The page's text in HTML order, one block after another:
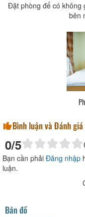
Đặt phòng để có không
bên
Bình luận và Đánh
0/5
Bạn cần phải Đăng nhập
luận.
Bản đồ